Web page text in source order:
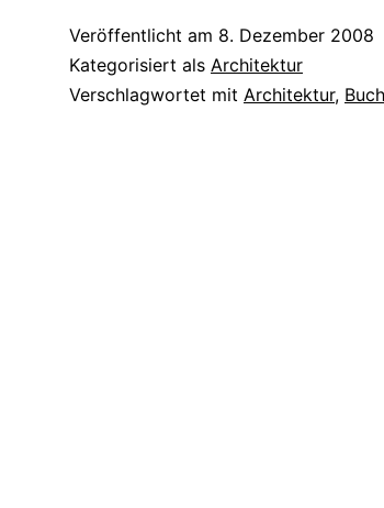
Veröffentlicht am 8. Dezember 2008
Kategorisiert als Architektur
Verschlagwortet mit Architektur, Buch